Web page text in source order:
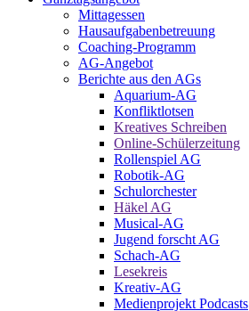
Mittagessen
Hausaufgabenbetreuung
Coaching-Programm
AG-Angebot
Berichte aus den AGs
Aquarium-AG
Konfliktlotsen
Kreatives Schreiben
Online-Schülerzeitung
Rollenspiel AG
Robotik-AG
Schulorchester
Häkel AG
Musical-AG
Jugend forscht AG
Schach-AG
Lesekreis
Kreativ-AG
Medienprojekt Podcasts